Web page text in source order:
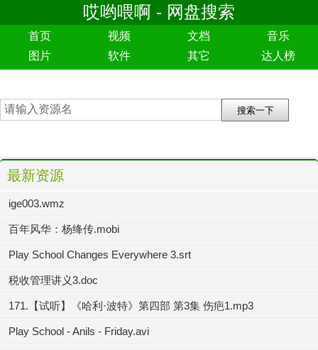
哎哟喂啊 - 网盘搜索
首页 视频 文档
音乐
图片
软件 其它 达人榜
最新资源
ige003.wmz
百年风华：杨绛传.mobi
Play School Changes Everywhere 3.srt
税收管理讲义3.doc
171.【试听】《哈利·波特》第四部 第3集 伤疤1.mp3
Play School - Anils - Friday.avi